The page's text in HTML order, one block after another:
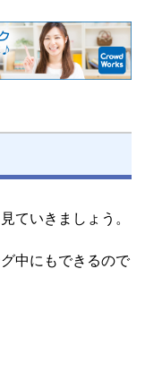
ていきましょう。
中にもできるので